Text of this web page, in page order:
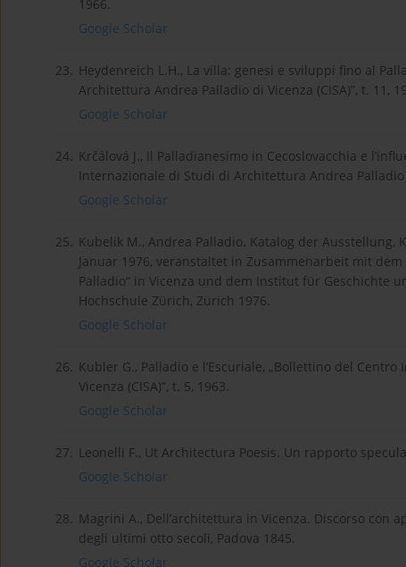
1966.
Google Scholar
23.
Heydenreich L.H., La villa: genesi e sviluppi fino al
Architettura Andrea Palladio di Vicenza (CISA)”, t. 11,
Google Scholar
24.
Krčálová J., Il Palladianesimo in Cecoslovacchia e
Internazionale di Studi di Architettura Andrea Palladio
Google Scholar
25.
Kubelik M., Andrea Palladio. Katalog der Ausstellung,
Januar 1976, veranstaltet in Zusammenarbeit mit
Palladio“ in Vicenza und dem Institut für Geschichte
Hochschule Zürich, Zürich 1976.
Google Scholar
26.
Kubler G., Palladio e l’Escuriale, „Bollettino del
Vicenza (CISA)”, t. 5, 1963.
Google Scholar
27.
Leonelli F., Ut Architectura Poesis. Un rapporto
Google Scholar
28.
Magrini A., Dell’architettura in Vicenza. Discorso
degli ultimi otto secoli, Padova 1845.
Google Scholar